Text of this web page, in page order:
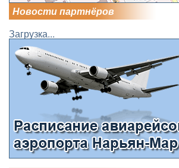
Новости партнёров
Загрузка...